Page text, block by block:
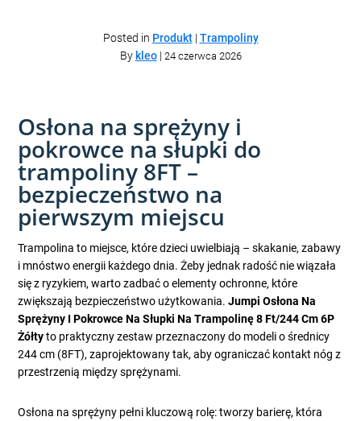
Posted in Produkt| Trampoliny
By kleo| 24 czerwca 2026
Osłona na sprężyny i
pokrowce na słupki do
trampoliny 8FT –
bezpieczeństwo na
pierwszym miejscu
Trampolina to miejsce, które dzieci uwielbiają – skakanie, zabawy
i mnóstwo energii każdego dnia. Żeby jednak radość nie wiązała
się z ryzykiem, warto zadbać o elementy ochronne, które
zwiększają bezpieczeństwo użytkowania.Jumpi Osłona Na
Sprężyny I Pokrowce Na Słupki Na Trampolinę 8 Ft/244 Cm 6P
Żółtyto praktyczny zestaw przeznaczony do modeli o średnicy
244 cm (8FT), zaprojektowany tak, aby ograniczać kontakt nóg z
przestrzenią między sprężynami.
Osłona na sprężyny pełni kluczową rolę: tworzy barierę, która